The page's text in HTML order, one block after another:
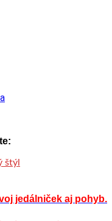
jedálniček aj pohyb.